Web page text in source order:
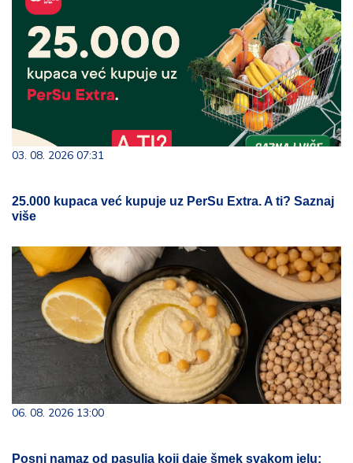
03. 08. 2026 07:31
25.000 kupaca već kupuje uz PerSu Extra. A ti? Saznaj
više
06. 08. 2026 13:00
Posni namaz od pasulja koji daje šmek svakom jelu: